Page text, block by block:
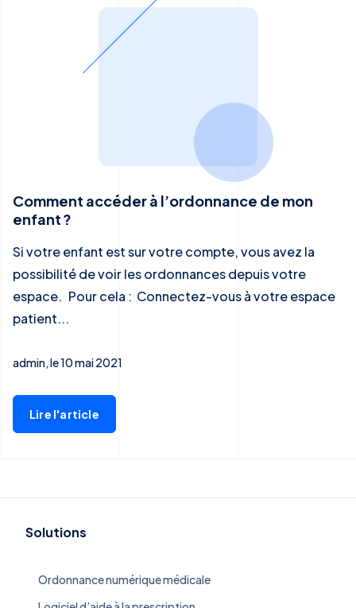
Comment accéder à l’ordonnance de mon
enfant ?
Si votre enfant est sur votre compte, vous avez la
possibilité de voir les ordonnances depuis votre
espace. Pour cela : Connectez-vous à votre espace
patient...
admin, le 10 mai 2021
Lire l'article
Solutions
Ordonnance numérique médicale